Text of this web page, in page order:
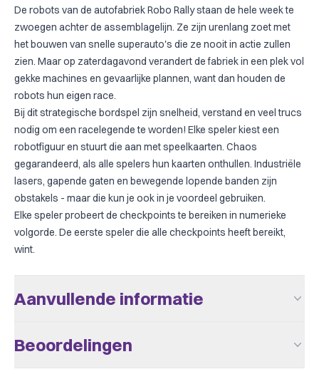
De robots van de autofabriek Robo Rally staan de hele week te
zwoegen achter de assemblagelijn. Ze zijn urenlang zoet met
het bouwen van snelle superauto's die ze nooit in actie zullen
zien. Maar op zaterdagavond verandert de fabriek in een plek vol
gekke machines en gevaarlijke plannen, want dan houden de
robots hun eigen race.
Bij dit strategische bordspel zijn snelheid, verstand en veel trucs
nodig om een racelegende te worden! Elke speler kiest een
robotfiguur en stuurt die aan met speelkaarten. Chaos
gegarandeerd, als alle spelers hun kaarten onthullen. Industriële
lasers, gapende gaten en bewegende lopende banden zijn
obstakels - maar die kun je ook in je voordeel gebruiken.
Elke speler probeert de checkpoints te bereiken in numerieke
volgorde. De eerste speler die alle checkpoints heeft bereikt,
wint.
Aanvullende informatie
Beoordelingen